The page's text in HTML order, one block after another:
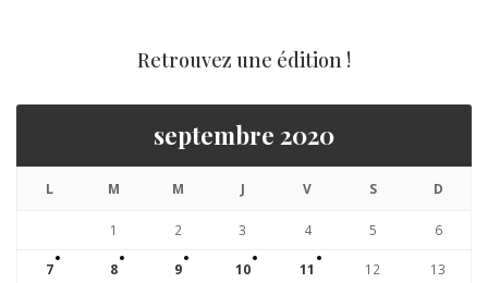
Retrouvez une édition !
septembre 2020
L M M J V S D
1 2 3 4 5 6
7 8 9 10 11 12 13